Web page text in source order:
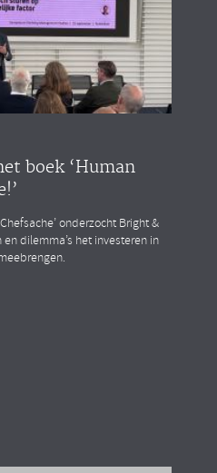
boek ‘Human
onderzocht Bright &
dilemma’s het investeren in